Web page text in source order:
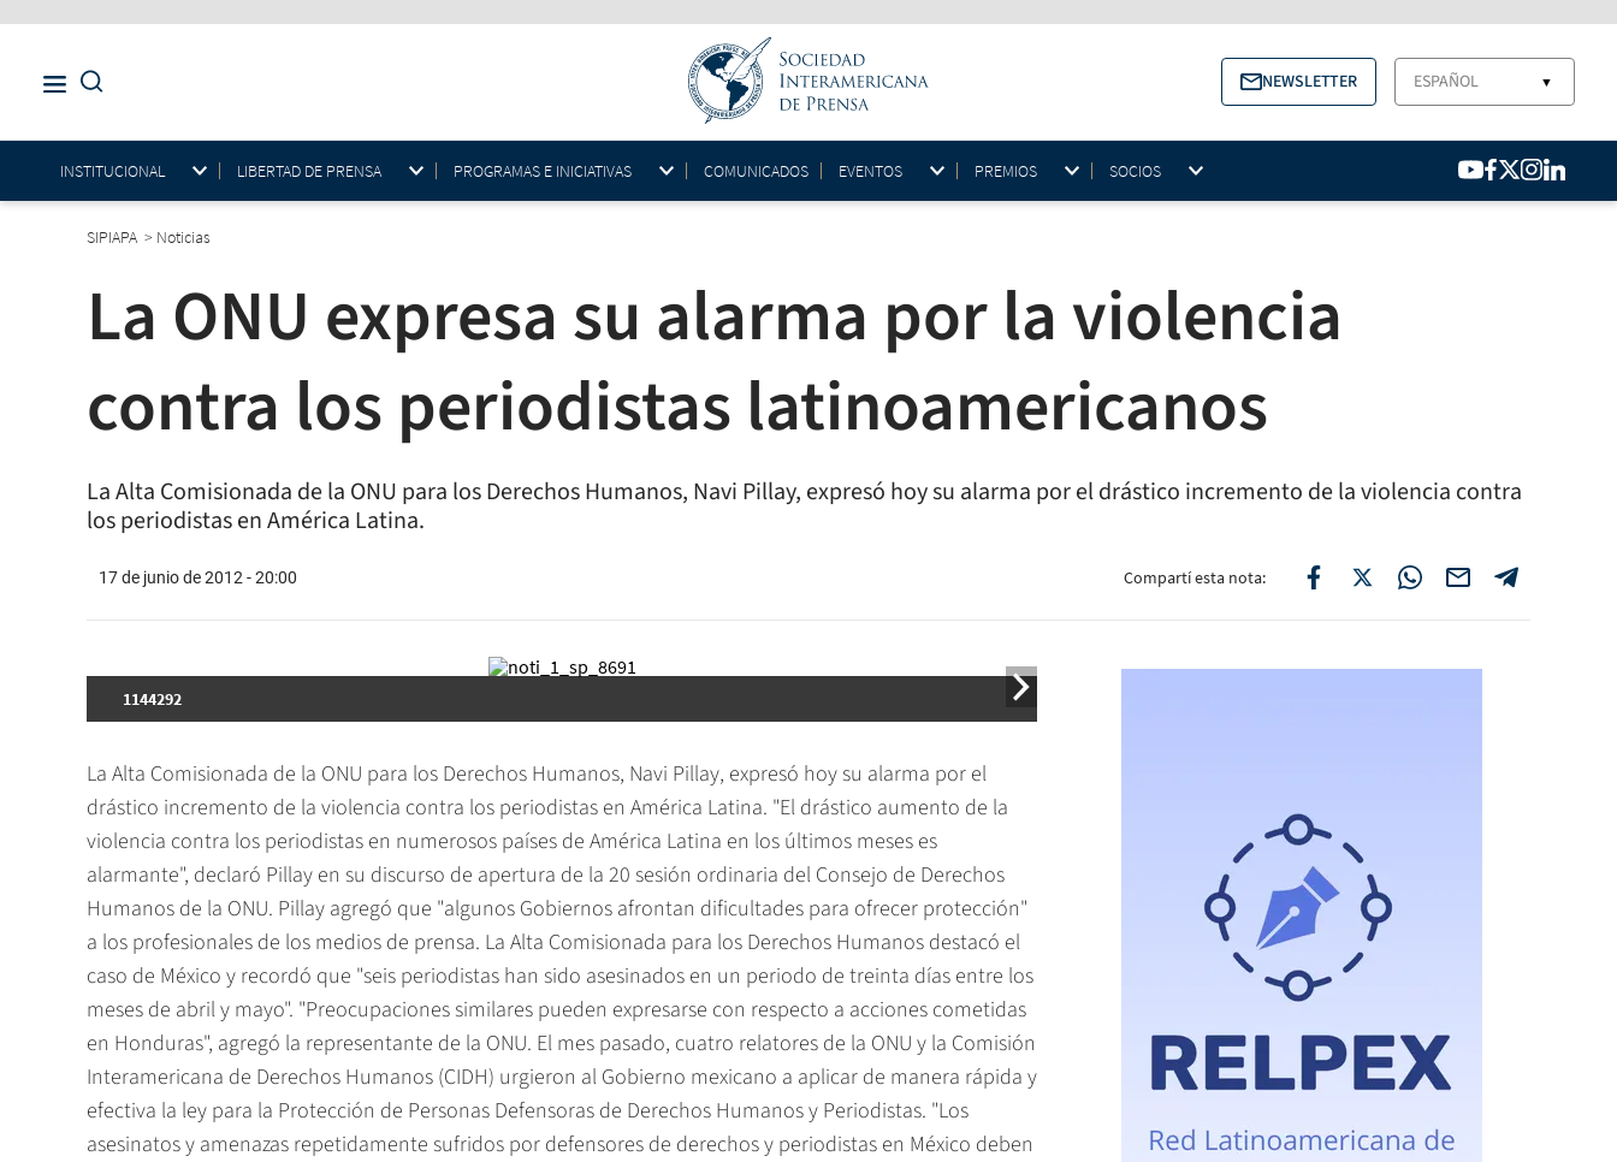
NEWSLETTER ESPAÑOL ▼
INSTITUCIONAL LIBERTAD DE PRENSA PROGRAMAS E INICIATIVAS COMUNICADOS EVENTOS PREMIOS SOCIOS
SIPIAPA > Noticias
La ONU expresa su alarma por la violencia
contra los periodistas latinoamericanos
La Alta Comisionada de la ONU para los Derechos Humanos, Navi Pillay, expresó hoy su alarma por el drástico incremento de la violencia contra
los periodistas en América Latina.
17 de junio de 2012 - 20:00 Compartí esta nota:
1144292
La Alta Comisionada de la ONU para los Derechos Humanos, Navi Pillay, expresó hoy su alarma por el
drástico incremento de la violencia contra los periodistas en América Latina. "El drástico aumento de la
violencia contra los periodistas en numerosos países de América Latina en los últimos meses es
alarmante", declaró Pillay en su discurso de apertura de la 20 sesión ordinaria del Consejo de Derechos
Humanos de la ONU. Pillay agregó que "algunos Gobiernos afrontan dificultades para ofrecer protección"
a los profesionales de los medios de prensa. La Alta Comisionada para los Derechos Humanos destacó el
caso de México y recordó que "seis periodistas han sido asesinados en un periodo de treinta días entre los
meses de abril y mayo". "Preocupaciones similares pueden expresarse con respecto a acciones cometidas
en Honduras", agregó la representante de la ONU. El mes pasado, cuatro relatores de la ONU y la Comisión
Interamericana de Derechos Humanos (CIDH) urgieron al Gobierno mexicano a aplicar de manera rápida y
efectiva la ley para la Protección de Personas Defensoras de Derechos Humanos y Periodistas. "Los
asesinatos y amenazas repetidamente sufridos por defensores de derechos y periodistas en México deben